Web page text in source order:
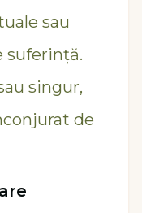
sau
suferință.
singur,
de